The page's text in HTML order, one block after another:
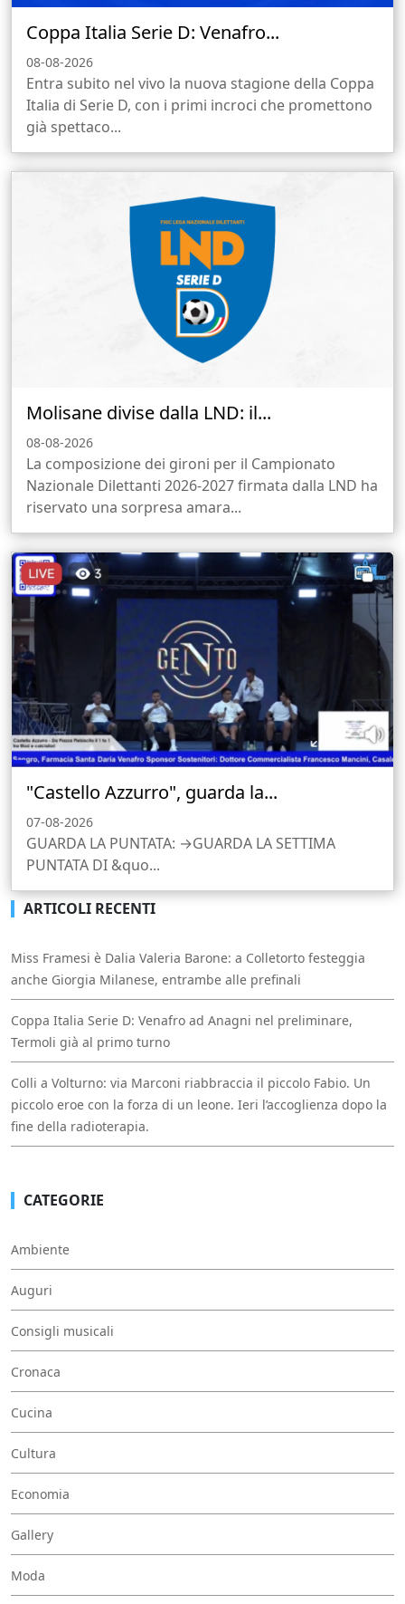
Coppa Italia Serie D: Venafro...
08-08-2026
Entra subito nel vivo la nuova stagione della Coppa
Italia di Serie D, con i primi incroci che promettono
già spettaco...
Molisane divise dalla LND: il...
08-08-2026
La composizione dei gironi per il Campionato
Nazionale Dilettanti 2026-2027 firmata dalla LND ha
riservato una sorpresa amara...
"Castello Azzurro", guarda la...
07-08-2026
GUARDA LA PUNTATA: →GUARDA LA SETTIMA
PUNTATA DI &quo...
ARTICOLI RECENTI
Miss Framesi è Dalia Valeria Barone: a Colletorto festeggia
anche Giorgia Milanese, entrambe alle prefinali
Coppa Italia Serie D: Venafro ad Anagni nel preliminare,
Termoli già al primo turno
Colli a Volturno: via Marconi riabbraccia il piccolo Fabio. Un
piccolo eroe con la forza di un leone. Ieri l’accoglienza dopo la
fine della radioterapia.
CATEGORIE
Ambiente
Auguri
Consigli musicali
Cronaca
Cucina
Cultura
Economia
Gallery
Moda